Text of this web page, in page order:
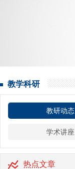
教学科研
教研动态
学术讲座
热点文章